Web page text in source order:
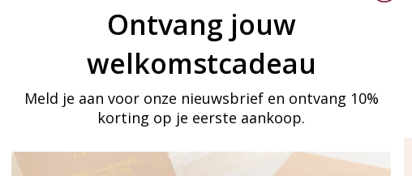
Ontvang jouw
welkomstcadeau
Meld je aan voor onze nieuwsbrief en ontvang 10%
korting op je eerste aankoop.